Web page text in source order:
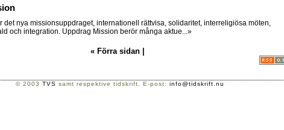
det nya missionsuppdraget, internationell rättvisa, solidaritet, interreligiösa möten,
och integration. Uppdrag Mission berör många aktue...»
« Förra sidan |
© 2003 TVS samt respektive tidskrift. E-post: info@tidskrift.nu